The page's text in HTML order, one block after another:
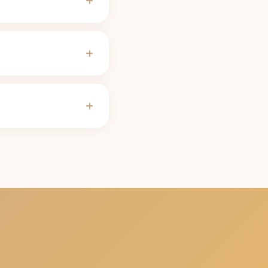
473 ml) potrzebuje
osoba z wolnym